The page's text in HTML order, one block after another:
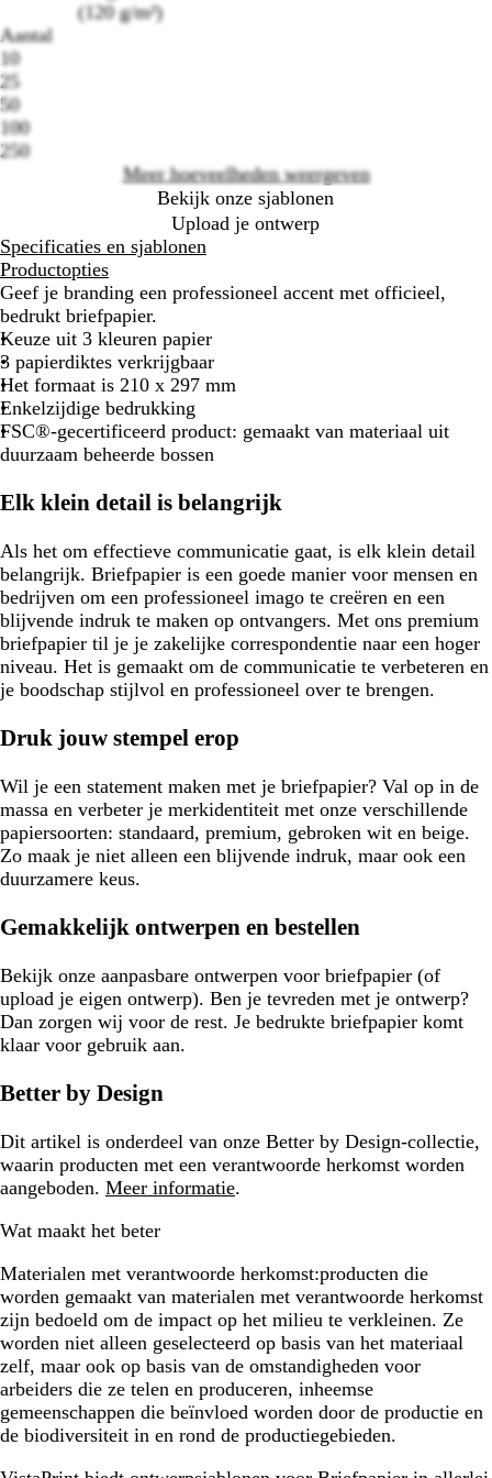
(120 g/m²)
Aantal
10
25
50
100
250
Meer hoeveelheden weergeven
Bekijk onze sjablonen
Upload je ontwerp
Specificaties en sjablonen
Productopties
Geef je branding een professioneel accent met officieel,
bedrukt briefpapier.
Keuze uit 3 kleuren papier
3 papierdiktes verkrijgbaar
Het formaat is 210 x 297 mm
Enkelzijdige bedrukking
FSC®-gecertificeerd product: gemaakt van materiaal uit
duurzaam beheerde bossen
Elk klein detail is belangrijk
Als het om effectieve communicatie gaat, is elk klein detail
belangrijk. Briefpapier is een goede manier voor mensen en
bedrijven om een professioneel imago te creëren en een
blijvende indruk te maken op ontvangers. Met ons premium
briefpapier til je je zakelijke correspondentie naar een hoger
niveau. Het is gemaakt om de communicatie te verbeteren en
je boodschap stijlvol en professioneel over te brengen.
Druk jouw stempel erop
Wil je een statement maken met je briefpapier? Val op in de
massa en verbeter je merkidentiteit met onze verschillende
papiersoorten: standaard, premium, gebroken wit en beige.
Zo maak je niet alleen een blijvende indruk, maar ook een
duurzamere keus.
Gemakkelijk ontwerpen en bestellen
Bekijk onze aanpasbare ontwerpen voor briefpapier (of
upload je eigen ontwerp). Ben je tevreden met je ontwerp?
Dan zorgen wij voor de rest. Je bedrukte briefpapier komt
klaar voor gebruik aan.
Better by Design
Dit artikel is onderdeel van onze Better by Design-collectie,
waarin producten met een verantwoorde herkomst worden
aangeboden. Meer informatie.
Wat maakt het beter
Materialen met verantwoorde herkomst:producten die
worden gemaakt van materialen met verantwoorde herkomst
zijn bedoeld om de impact op het milieu te verkleinen. Ze
worden niet alleen geselecteerd op basis van het materiaal
zelf, maar ook op basis van de omstandigheden voor
arbeiders die ze telen en produceren, inheemse
gemeenschappen die beïnvloed worden door de productie en
de biodiversiteit in en rond de productiegebieden.